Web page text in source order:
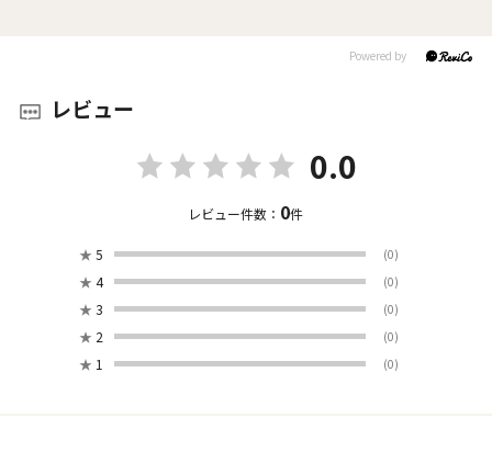
レビュー
0.0
レビュー件数： 0件
★ 5 (0)
★ 4 (0)
★ 3 (0)
★ 2 (0)
★ 1 (0)